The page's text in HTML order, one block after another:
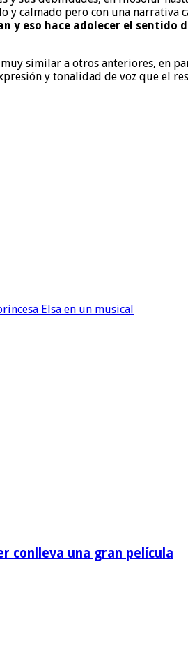
y calmado pero con una
y eso hace adolecer el sentido
similar a otros anteriores, en
y tonalidad de voz que el
Elsa en un musical
conlleva una gran película